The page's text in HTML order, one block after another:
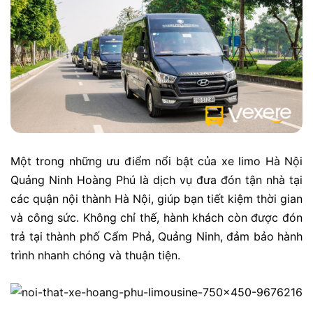
Một trong những ưu điểm nổi bật của xe limo Hà Nội
Quảng Ninh Hoàng Phú là dịch vụ đưa đón tận nhà tại
các quận nội thành Hà Nội, giúp bạn tiết kiệm thời gian
và công sức. Không chỉ thế, hành khách còn được đón
trả tại thành phố Cẩm Phả, Quảng Ninh, đảm bảo hành
trình nhanh chóng và thuận tiện.